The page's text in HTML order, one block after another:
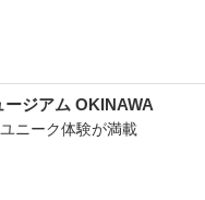
ージアム OKINAWA
ニーク体験が満載